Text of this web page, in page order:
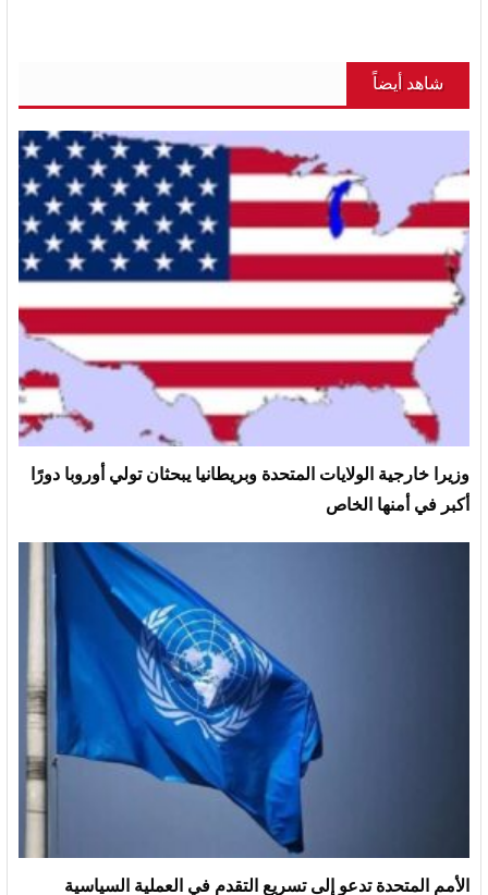
شاهد أيضاً
وزيرا خارجية الولايات المتحدة وبريطانيا يبحثان تولي أوروبا دورًا
أكبر في أمنها الخاص
الأمم المتحدة تدعو إلى تسريع التقدم في العملية السياسية